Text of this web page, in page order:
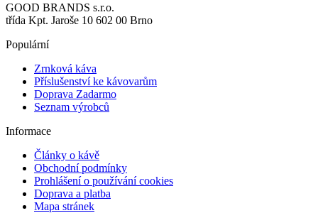
GOOD BRANDS s.r.o.
třída Kpt. Jaroše 10 602 00 Brno
Populární
Zrnková káva
Příslušenství ke kávovarům
Doprava Zadarmo
Seznam výrobců
Informace
Články o kávě
Obchodní podmínky
Prohlášení o používání cookies
Doprava a platba
Mapa stránek